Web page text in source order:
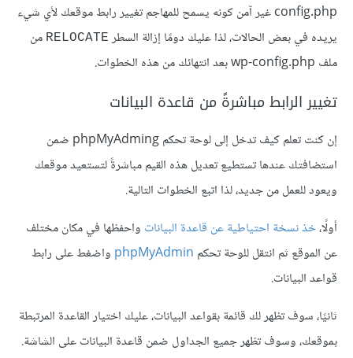
config.php غير آمن كونه يسمح للمهاجم تغيير رابط موقعك لأي شيء
يريده في بعض الحالات، لذا عليك دومًا إزالة السطر RELOCATE من
ملف wp-config.php بعد انتهائك من هذه الخطوات.
تغيير الرابط مباشرةً من قاعدة البيانات
إن كنت تعلم كيف تدخل إلى لوحة تحكم phpMyAdming ضمن
استضافتك عندها تستطيع تعديل هذه القيم مباشرةً لتستعيد موقعك
ويعود للعمل من جديد، لذا اتبع الخطوات التالية.
أولًا،خذ نسخة احتياطية عن قاعدة البيانات واحفظها في مكان مختلف
عن الموقع ثم انتقل للوحة تحكم phpMyAdmin واضغط على رابط
قواعد البيانات.
ثانيًا، سوف تظهر لك قائمة بقواعد البيانات، عليك اختيار القاعدة المرتبطة
بموقعك، وسوف تظهر جميع الجداول ضمن قاعدة البيانات على الشاشة.